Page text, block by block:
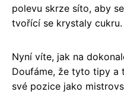
polevu skrze síto, aby
tvořící se krystaly cukru.
Nyní víte, jak na
Doufáme, že tyto tipy a
své pozice jako